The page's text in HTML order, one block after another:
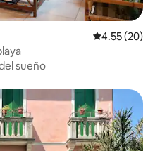
Calificación
4.55 (20)
sueño